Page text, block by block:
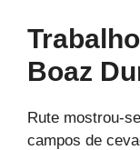
Boaz
Rute mostrou-
campos de